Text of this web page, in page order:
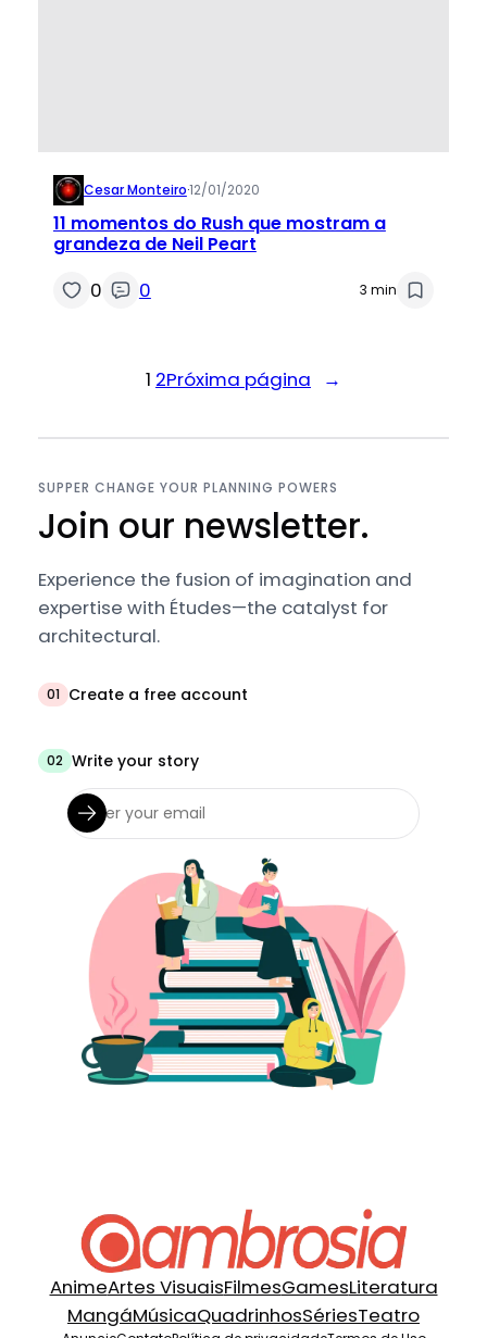
Cesar Monteiro·12/01/2020
11 momentos do Rush que mostram a
grandeza de Neil Peart
0 0 3 min
1 2Próxima página →
SUPPER CHANGE YOUR PLANNING POWERS
Join our newsletter.
Experience the fusion of imagination and
expertise with Études—the catalyst for
architectural.
01 Create a free account
02 Write your story
AnimeArtes VisuaisFilmesGamesLiteratura
MangáMúsicaQuadrinhosSériesTeatro